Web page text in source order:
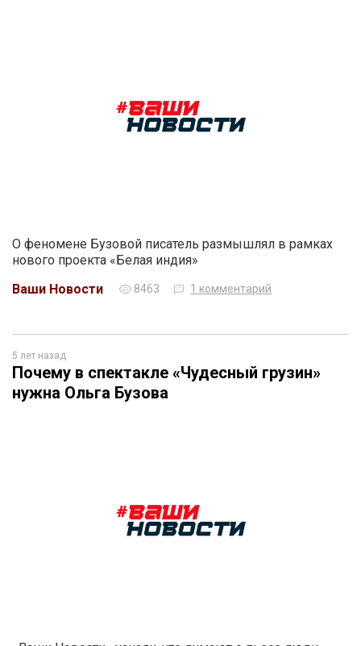
О феномене Бузовой писатель размышлял в рамках
нового проекта «Белая индия»
Ваши Новости
8463 1 комментарий
5 лет назад
Почему в спектакле «Чудесный грузин»
нужна Ольга Бузова